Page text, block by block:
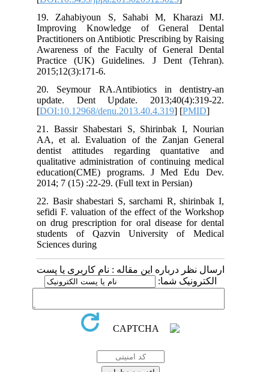
19. Zahabiyoun S, Sahabi M, Kharazi MJ.
Improving Knowledge of General Dental
Practitioners on Antibiotic Prescribing by Raising
Awareness of the Faculty of General Dental
Practice (UK) Guidelines. J Dent (Tehran).
2015;12(3):171-6.
20. Seymour RA.Antibiotics in dentistry-an
update. Dent Update. 2013;40(4):319-22.
[DOI:10.12968/denu.2013.40.4.319] [PMID
21. Bassir Shabestari S, Shirinbak I, Nourian
AA, et al. Evaluation of the Zanjan General
dentist attitudes regarding quantative and
qualitative administration of continuing medical
education(CME) programs. J Med Edu Dev.
2014; 7 (15) :22-29. (Full text in Persian)
22. Basir shabestari S, sarchami R, shirinbak I,
sefidi F. valuation of the effect of the Workshop
on drug prescription for oral disease for dental
students of Qazvin University of Medical
Sciences during
ارسال نظر درباره این مقاله : نام کاربری یا پست
الکترونیک شما: